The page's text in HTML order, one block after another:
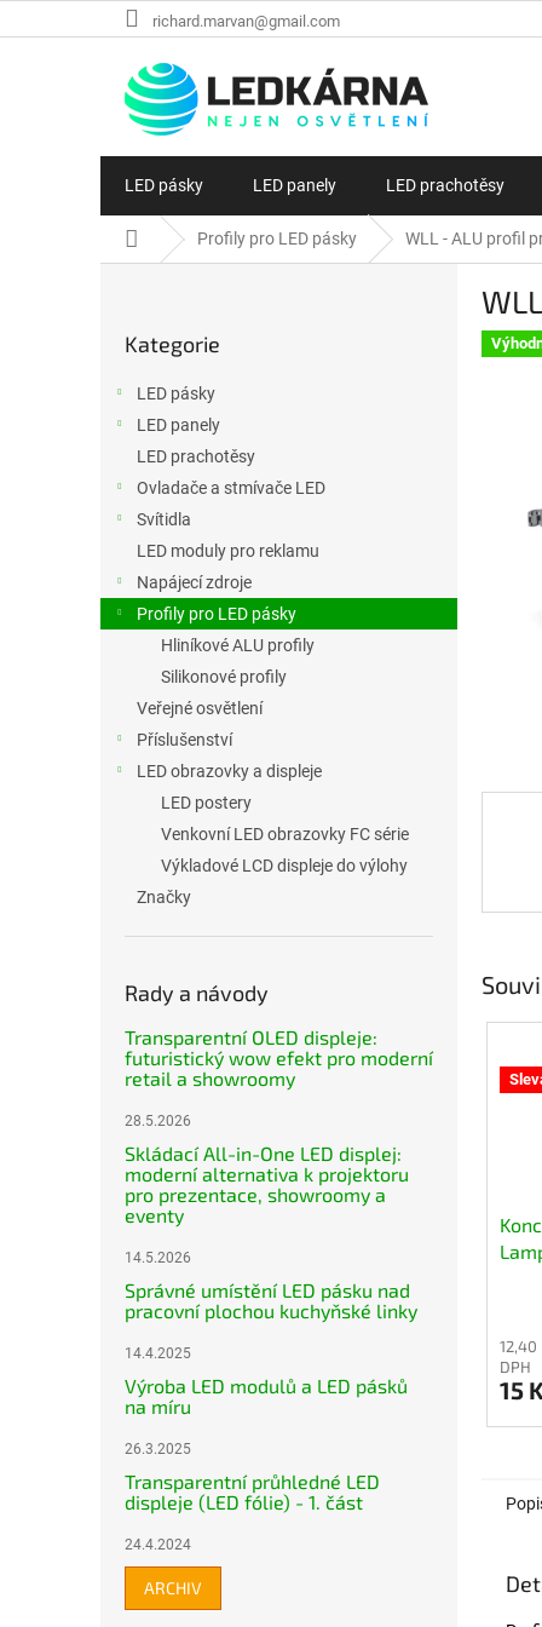
richard.marvan@gmail.com
LED pásky LED panely LED prachotěsy
Domů Profily pro LED pásky WLL - ALU profil
Kategorie
LED pásky
LED panely
LED prachotěsy
Ovladače a stmívače LED
Svítidla
LED moduly pro reklamu
Napájecí zdroje
Profily pro LED pásky
Hliníkové ALU profily
Silikonové profily
Veřejné osvětlení
Příslušenství
LED obrazovky a displeje
LED postery
Venkovní LED obrazovky FC série
Výkladové LCD displeje do výlohy
Značky
Rady a návody
Transparentní OLED displeje:
futuristický wow efekt pro moderní
retail a showroomy
28.5.2026
Skládací All-in-One LED displej:
moderní alternativa k projektoru
pro prezentace, showroomy a
eventy
14.5.2026
Správné umístění LED pásku nad
pracovní plochou kuchyňské linky
14.4.2025
Výroba LED modulů a LED pásků
na míru
26.3.2025
Transparentní průhledné LED
displeje (LED fólie) - 1. část
24.4.2024
ARCHIV
12,40
DPH
15